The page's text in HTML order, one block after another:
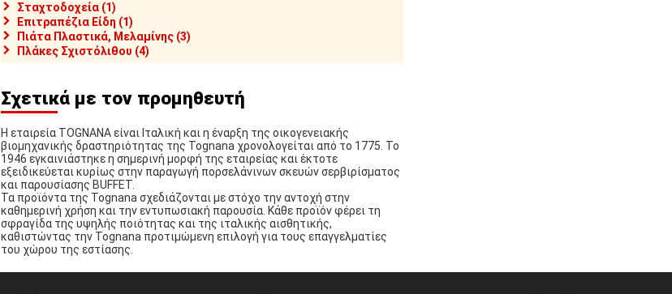
Σταχτοδοχεία (1)
Επιτραπέζια Είδη (1)
Πιάτα Πλαστικά, Μελαμίνης (3)
Πλάκες Σχιστόλιθου (4)
Σχετικά με τον προμηθευτή
Η εταιρεία TOGNANA είναι Ιταλική και η έναρξη της οικογενειακής
βιομηχανικής δραστηριότητας της Tognana χρονολογείται από το 1775. Το
1946 εγκαινιάστηκε η σημερινή μορφή της εταιρείας και έκτοτε
εξειδικεύεται κυρίως στην παραγωγή πορσελάνινων σκευών σερβιρίσματος
και παρουσίασης BUFFET.
Τα προϊόντα της Tognana σχεδιάζονται με στόχο την αντοχή στην
καθημερινή χρήση και την εντυπωσιακή παρουσία. Κάθε προϊόν φέρει τη
σφραγίδα της υψηλής ποιότητας και της ιταλικής αισθητικής,
καθιστώντας την Tognana προτιμώμενη επιλογή για τους επαγγελματίες
του χώρου της εστίασης.